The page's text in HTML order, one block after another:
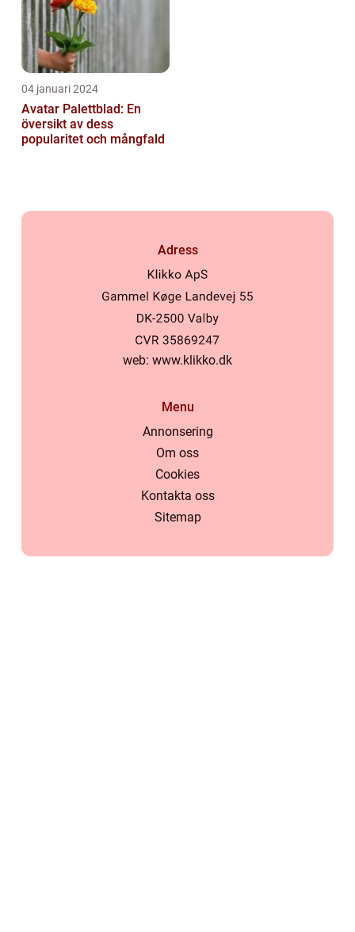
04 januari 2024
Avatar Palettblad: En
översikt av dess
popularitet och mångfald
Adress
web: www.klikko.dk
Menu
Annonsering
Om oss
Cookies
Kontakta oss
Sitemap